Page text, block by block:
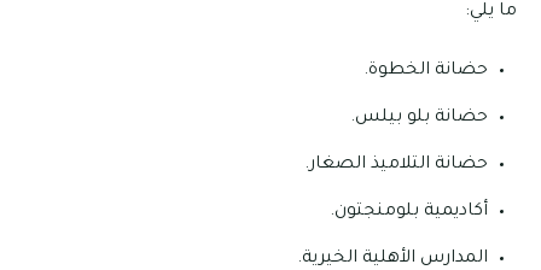
ما يلي:
حضانة الخطوة.
حضانة بلو بيلس.
حضانة التلاميذ الصغار.
أكاديمية بلومنجتون.
المدارس الأهلية الخيرية.